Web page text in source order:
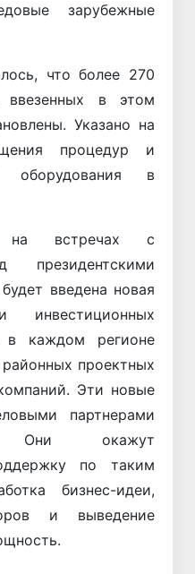
зарубежные
что более 270
ввезенных в этом
Указано на
процедур и
оборудования в
на встречах с
президентскими
введена новая
инвестиционных
в каждом регионе
проектных
Эти новые
партнерами
Они окажут
по таким
бизнес-идеи,
и выведение